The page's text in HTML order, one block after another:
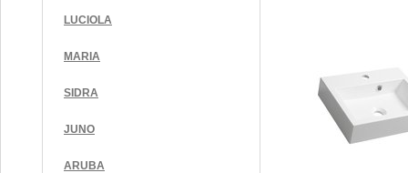
LUCIOLA
MARIA
SIDRA
JUNO
ARUBA